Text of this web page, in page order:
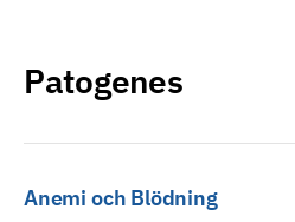
Patogenes
Anemi och Blödning